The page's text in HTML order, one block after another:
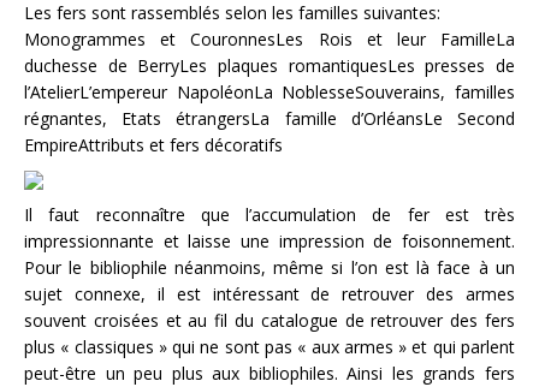
Les fers sont rassemblés selon les familles suivantes:
Monogrammes et CouronnesLes Rois et leur FamilleLa
duchesse de BerryLes plaques romantiquesLes presses de
l’AtelierL’empereur NapoléonLa NoblesseSouverains, familles
régnantes, Etats étrangersLa famille d’OrléansLe Second
EmpireAttributs et fers décoratifs
Il faut reconnaître que l’accumulation de fer est très
impressionnante et laisse une impression de foisonnement.
Pour le bibliophile néanmoins, même si l’on est là face à un
sujet connexe, il est intéressant de retrouver des armes
souvent croisées et au fil du catalogue de retrouver des fers
plus « classiques » qui ne sont pas « aux armes » et qui parlent
peut-être un peu plus aux bibliophiles. Ainsi les grands fers